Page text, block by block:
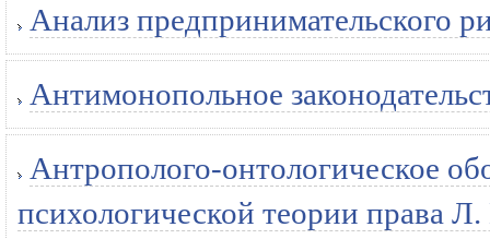
Анализ предпринимательского
Антимонопольное
Антрополого-онтологическое
психологической теории права